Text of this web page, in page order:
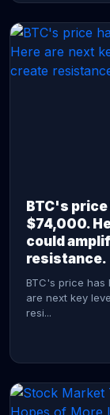
BTC's
$74,000.
could
resistance.
BTC's price has
are next key
resi...